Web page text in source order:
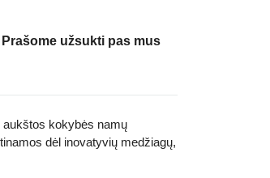
užsukti pas mus
aukštos kokybės namų
dėl inovatyvių medžiagų,